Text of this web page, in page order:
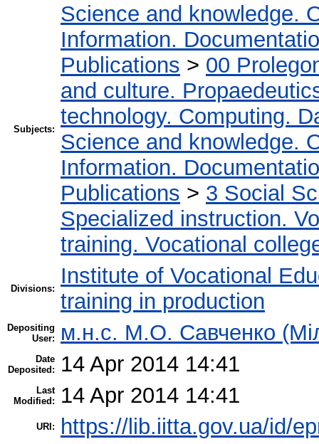
Subjects:
Science and knowledge.
Information.
Publications > 00
and culture.
technology. Computing.
Science and knowledge.
Information.
Publications > 3 Social
Specialized instruction.
training. Vocational
Divisions:
Institute of Vocational
training in production
Depositing
User:
м.н.с. М.О. Савченко
Date
Deposited:
14 Apr 2014 14:41
Last
Modified:
14 Apr 2014 14:41
URI: https://lib.iitta.gov.ua/id/